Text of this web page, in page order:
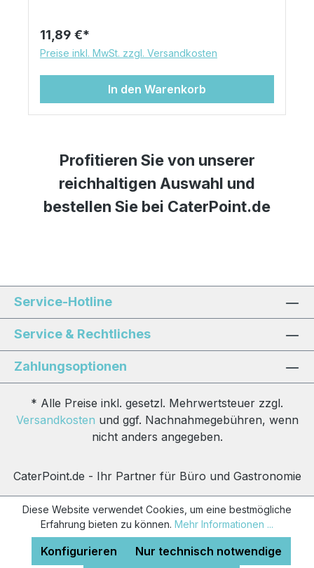
Regulärer Preis:
11,89 €
Preise inkl. MwSt. zzgl. Versandkosten
In den Warenkorb
Profitieren Sie von unserer
reichhaltigen Auswahl und
bestellen Sie bei CaterPoint.de
Service-Hotline
Service & Rechtliches
Zahlungsoptionen
* Alle Preise inkl. gesetzl. Mehrwertsteuer zzgl.
Versandkosten und ggf. Nachnahmegebühren, wenn
nicht anders angegeben.
CaterPoint.de - Ihr Partner für Büro und Gastronomie
Diese Website verwendet Cookies, um eine bestmögliche
Erfahrung bieten zu können. Mehr Informationen ...
Nur technisch notwendige
Konfigurieren